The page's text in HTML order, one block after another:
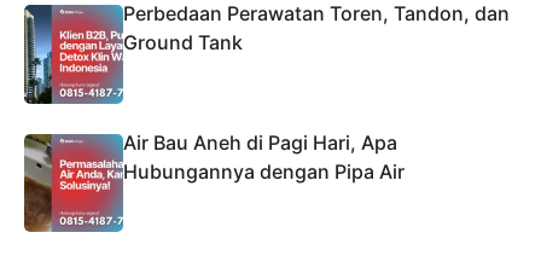
Perbedaan Perawatan Toren, Tandon, dan
Ground Tank
Air Bau Aneh di Pagi Hari, Apa
Hubungannya dengan Pipa Air